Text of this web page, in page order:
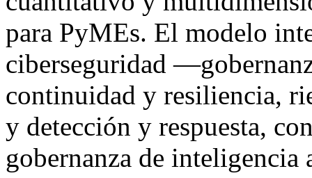
para PyMEs. El modelo
ciberseguridad
continuidad y resiliencia,
y detección y respuesta,
gobernanza de